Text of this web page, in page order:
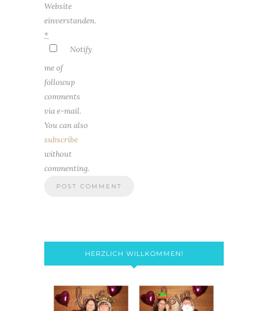
Website
einverstanden.
*
Notify
me of
followup
comments
via e-mail.
You can also
subscribe
without
commenting.
HERZLICH WILLKOMMEN!